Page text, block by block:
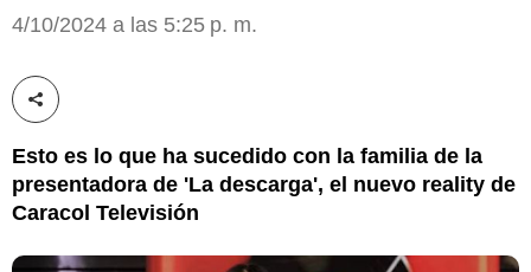
4/10/2024 a las 5:25 p. m.
Compartir esta noticia
Esto es lo que ha sucedido con la familia de la
presentadora de 'La descarga', el nuevo reality de
Caracol Televisión